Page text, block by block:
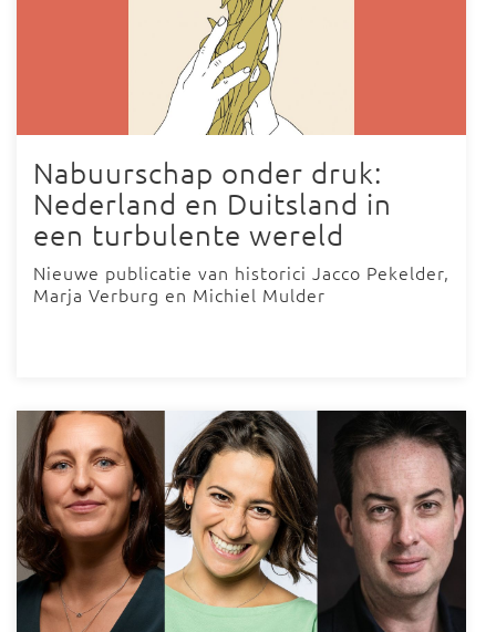
Nabuurschap onder druk:
Nederland en Duitsland in
een turbulente wereld
Nieuwe publicatie van historici Jacco Pekelder,
Marja Verburg en Michiel Mulder